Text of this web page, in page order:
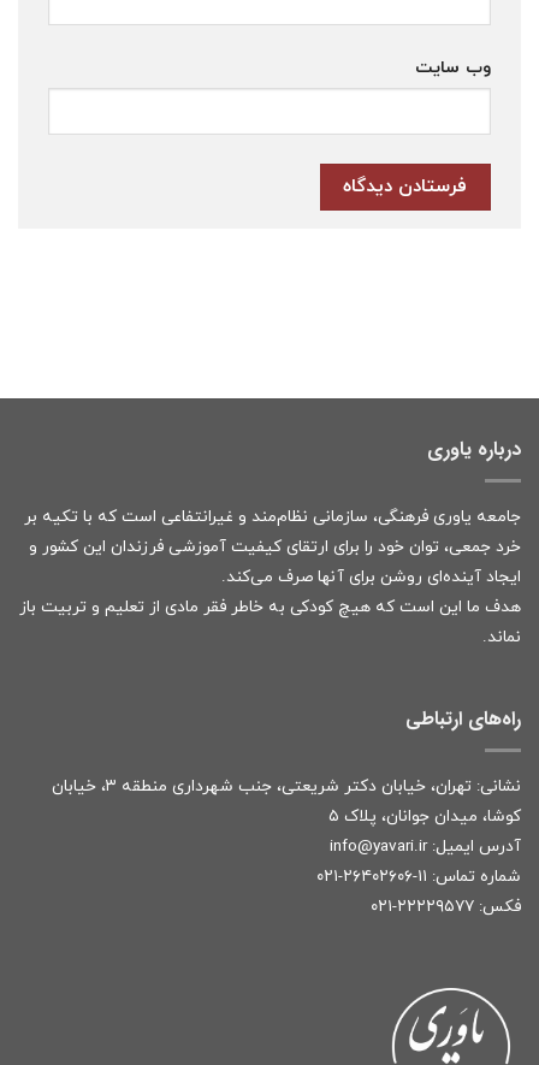
وب‌ سایت
درباره یاوری
جامعه یاوری فرهنگی، سازمانی نظام‌مند و غیرانتفاعی است که با تکیه بر
خرد جمعی، توان خود را برای ارتقای کیفیت آموزشی فرزندان این کشور و
ایجاد آینده‌ای روشن برای آنها صرف می‌کند.
هدف ما این است که هیچ کودکی به خاطر فقر مادی از تعلیم و تربیت باز
نماند.
راه‌های ارتباطی
نشانی: تهران، خیابان دکتر شریعتی، جنب شهرداری منطقه ۳، خیابان
کوشا، میدان جوانان، پلاک ۵
آدرس ایمیل: info@yavari.ir
شماره تماس: ۱۱-۲۶۴۰۲۶۰۶-۰۲۱
فکس: ۲۲۲۲۹۵۷۷-۰۲۱